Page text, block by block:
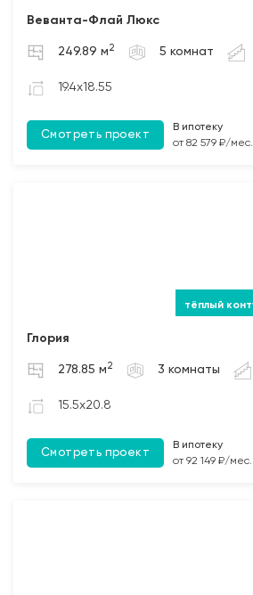
Веванта-Флай Люкс
249.89 м 2 5 комнат
19.4x18.55
Смотреть проект
В ипотеку
от 82 579 ₽/мес.
Глория
278.85 м 2 3 комнаты
15.5x20.8
Смотреть проект
В ипотеку
от 92 149 ₽/мес.